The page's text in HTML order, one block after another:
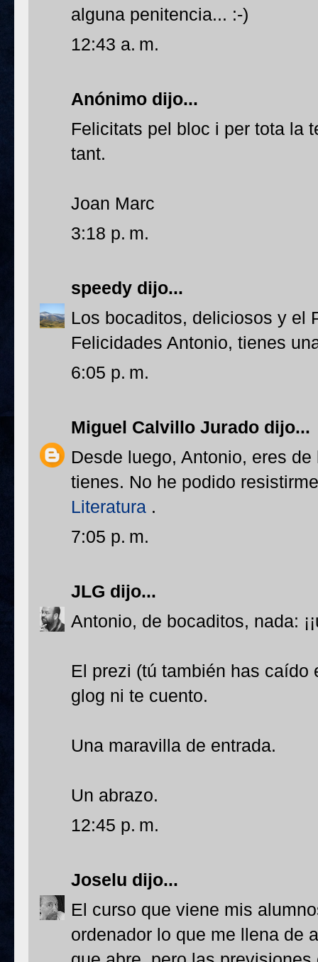
alguna penitencia... :-)
12:43 a. m.
Anónimo dijo...
Felicitats pel bloc i per tota la
tant.
Joan Marc
3:18 p. m.
speedy dijo...
Los bocaditos, deliciosos y el
Felicidades Antonio, tienes
6:05 p. m.
Miguel Calvillo Jurado dijo...
Desde luego, Antonio, eres
tienes. No he podido
Literatura .
7:05 p. m.
JLG dijo...
Antonio, de bocaditos, nada:
El prezi (tú también has
glog ni te cuento.
Una maravilla de entrada.
Un abrazo.
12:45 p. m.
Joselu dijo...
El curso que viene mis
ordenador lo que me llena de